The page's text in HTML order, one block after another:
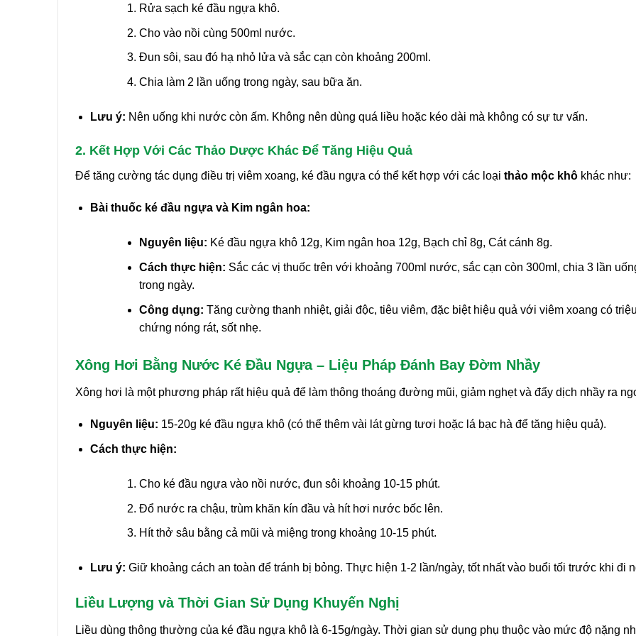
Rửa sạch ké đầu ngựa khô.
Cho vào nồi cùng 500ml nước.
Đun sôi, sau đó hạ nhỏ lửa và sắc cạn còn khoảng 200ml.
Chia làm 2 lần uống trong ngày, sau bữa ăn.
Lưu ý: Nên uống khi nước còn ấm. Không nên dùng quá liều hoặc kéo dài mà không có sự tư vấn.
2. Kết Hợp Với Các Thảo Dược Khác Để Tăng Hiệu Quả
Để tăng cường tác dụng điều trị viêm xoang, ké đầu ngựa có thể kết hợp với các loại thảo mộc khô khác như:
Bài thuốc ké đầu ngựa và Kim ngân hoa:
Nguyên liệu: Ké đầu ngựa khô 12g, Kim ngân hoa 12g, Bạch chỉ 8g, Cát cánh 8g.
Cách thực hiện: Sắc các vị thuốc trên với khoảng 700ml nước, sắc cạn còn 300ml, chia 3 lần
trong ngày.
Công dụng: Tăng cường thanh nhiệt, giải độc, tiêu viêm, đặc biệt hiệu quả với viêm xoang có
chứng nóng rát, sốt nhẹ.
Xông Hơi Bằng Nước Ké Đầu Ngựa – Liệu Pháp Đánh Bay Đờm Nhầy
Xông hơi là một phương pháp rất hiệu quả để làm thông thoáng đường mũi, giảm nghẹt và đẩy dịch nhầy ra
Nguyên liệu: 15-20g ké đầu ngựa khô (có thể thêm vài lát gừng tươi hoặc lá bạc hà để tăng hiệu quả).
Cách thực hiện:
Cho ké đầu ngựa vào nồi nước, đun sôi khoảng 10-15 phút.
Đổ nước ra chậu, trùm khăn kín đầu và hít hơi nước bốc lên.
Hít thở sâu bằng cả mũi và miệng trong khoảng 10-15 phút.
Lưu ý: Giữ khoảng cách an toàn để tránh bị bỏng. Thực hiện 1-2 lần/ngày, tốt nhất vào buổi tối trước khi đi
Liều Lượng và Thời Gian Sử Dụng Khuyến Nghị
Liều dùng thông thường của ké đầu ngựa khô là 6-15g/ngày. Thời gian sử dụng phụ thuộc vào mức độ nặng